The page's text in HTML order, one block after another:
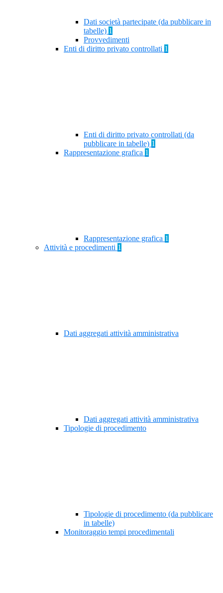
Dati società partecipate (da pubblicare in
tabelle) 1
Provvedimenti
Enti di diritto privato controllati 1
Enti di diritto privato controllati (da
pubblicare in tabelle) 1
Rappresentazione grafica 1
Rappresentazione grafica 1
Attività e procedimenti 1
Dati aggregati attività amministrativa
Dati aggregati attività amministrativa
Tipologie di procedimento
Tipologie di procedimento (da pubblicare
in tabelle)
Monitoraggio tempi procedimentali